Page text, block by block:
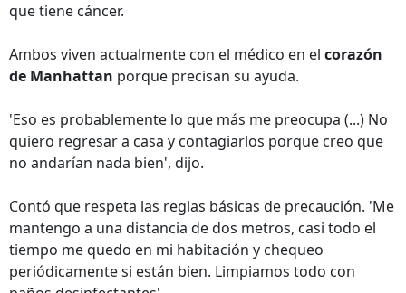
que tiene cáncer.
Ambos viven actualmente con el médico en el corazón
de Manhattan porque precisan su ayuda.
'Eso es probablemente lo que más me preocupa (...) No
quiero regresar a casa y contagiarlos porque creo que
no andarían nada bien', dijo.
Contó que respeta las reglas básicas de precaución. 'Me
mantengo a una distancia de dos metros, casi todo el
tiempo me quedo en mi habitación y chequeo
periódicamente si están bien. Limpiamos todo con